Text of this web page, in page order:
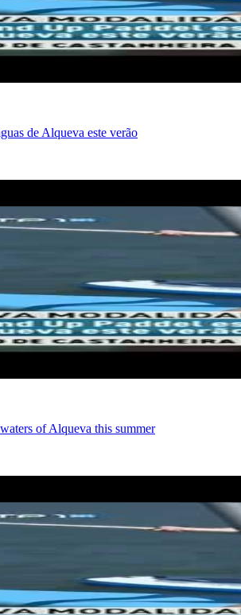
de Alqueva este verão
of Alqueva this summer